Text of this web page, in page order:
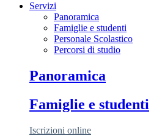
Servizi
Panoramica
Famiglie e studenti
Personale Scolastico
Percorsi di studio
Panoramica
Famiglie e studenti
Iscrizioni online